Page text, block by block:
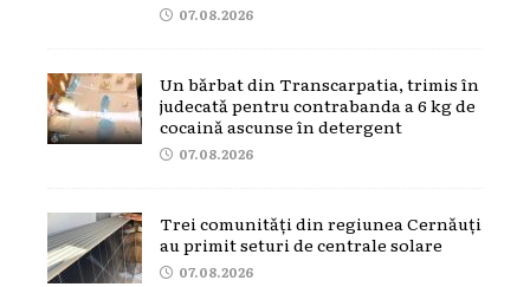
07.08.2026
Un bărbat din Transcarpatia, trimis în
judecată pentru contrabanda a 6 kg de
cocaină ascunse în detergent
07.08.2026
Trei comunități din regiunea Cernăuți
au primit seturi de centrale solare
07.08.2026